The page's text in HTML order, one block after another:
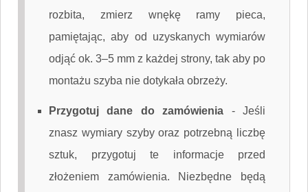
rozbita, zmierz wnękę ramy pieca,
pamiętając, aby od uzyskanych wymiarów
odjąć ok. 3–5 mm z każdej strony, tak aby po
montażu szyba nie dotykała obrzeży.
Przygotuj dane do zamówienia -Jeśli
znasz wymiary szyby oraz potrzebną liczbę
sztuk, przygotuj te informacje przed
złożeniem zamówienia. Niezbędne będą